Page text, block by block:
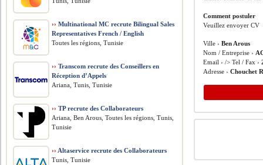
Comment postuler
Veuillez envoyer CV
Ville ›Ben Arous
Nom / Entreprise ›
Email › /> Tel / Fax ›
Adresse ›Chouchet
›› Multinational MC recrute Bilingual Sales
Representatives French / English
Toutes les régions, Tunisie
›› Transcom recrute des Conseillers en
Réception d’Appels
Ariana, Tunis, Tunisie
›› TP recrute des Collaborateurs
Ariana, Ben Arous, Toutes les régions, Tunis,
Tunisie
›› Altaservice recrute des Collaborateurs
Tunis, Tunisie